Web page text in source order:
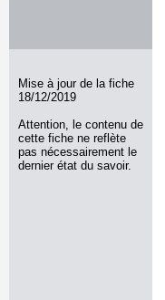
Mise à jour de la fiche
18/12/2019
Attention, le contenu de
cette fiche ne reflète
pas nécessairement le
dernier état du savoir.